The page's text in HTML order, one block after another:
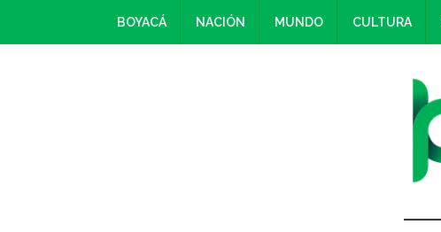
BOYACÁ NACIÓN MUNDO CULTURA